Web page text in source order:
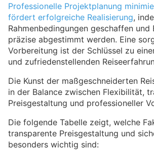
Professionelle Projektplanung
fördert erfolgreiche Realisierung,
Rahmenbedingungen geschaffen und
präzise abgestimmt werden. Eine
Vorbereitung ist der Schlüssel zu
und zufriedenstellenden
Die Kunst der maßgeschneiderten
in der Balance zwischen Flexibilität,
Preisgestaltung und professioneller
Die folgende Tabelle zeigt, welche
transparente Preisgestaltung und
besonders wichtig sind: